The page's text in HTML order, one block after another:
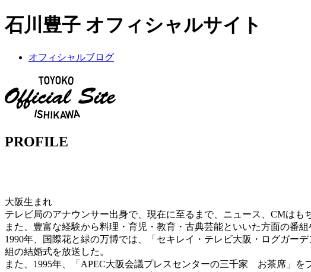
石川豊子 オフィシャルサイト
オフィシャルブログ
PROFILE
大阪生まれ
テレビ局のアナウンサー出身で、現在に至るまで、ニュース、CMは
また、豊富な経験から料理・育児・教育・古典芸能といいた方面の番組
1990年、国際花と緑の万博では、「セキレイ・テレビ大阪・ログガー
組の結婚式を放送した。
また、1995年、「APEC大阪会議プレスセンターの三千家 お茶席」を